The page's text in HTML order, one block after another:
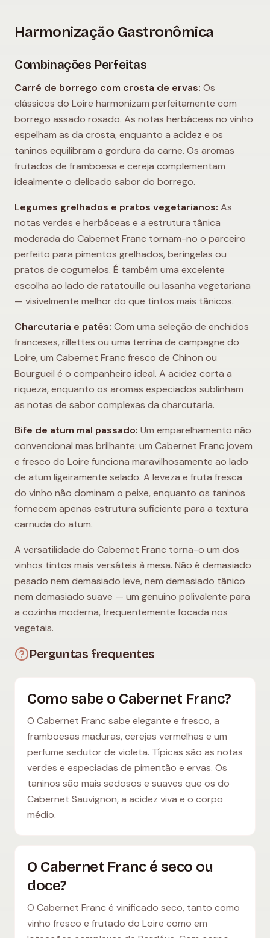
Harmonização Gastronômica
Combinações Perfeitas
Carré de borrego com crosta de ervas: Os
clássicos do Loire harmonizam perfeitamente com
borrego assado rosado. As notas herbáceas no vinho
espelham as da crosta, enquanto a acidez e os
taninos equilibram a gordura da carne. Os aromas
frutados de framboesa e cereja complementam
idealmente o delicado sabor do borrego.
Legumes grelhados e pratos vegetarianos: As
notas verdes e herbáceas e a estrutura tânica
moderada do Cabernet Franc tornam-no o parceiro
perfeito para pimentos grelhados, beringelas ou
pratos de cogumelos. É também uma excelente
escolha ao lado de ratatouille ou lasanha vegetariana
— visivelmente melhor do que tintos mais tânicos.
Charcutaria e patês: Com uma seleção de enchidos
franceses, rillettes ou uma terrina de campagne do
Loire, um Cabernet Franc fresco de Chinon ou
Bourgueil é o companheiro ideal. A acidez corta a
riqueza, enquanto os aromas especiados sublinham
as notas de sabor complexas da charcutaria.
Bife de atum mal passado: Um emparelhamento não
convencional mas brilhante: um Cabernet Franc jovem
e fresco do Loire funciona maravilhosamente ao lado
de atum ligeiramente selado. A leveza e fruta fresca
do vinho não dominam o peixe, enquanto os taninos
fornecem apenas estrutura suficiente para a textura
carnuda do atum.
A versatilidade do Cabernet Franc torna-o um dos
vinhos tintos mais versáteis à mesa. Não é demasiado
pesado nem demasiado leve, nem demasiado tânico
nem demasiado suave — um genuíno polivalente para
a cozinha moderna, frequentemente focada nos
vegetais.
Perguntas frequentes
Como sabe o Cabernet Franc?
O Cabernet Franc sabe elegante e fresco, a
framboesas maduras, cerejas vermelhas e um
perfume sedutor de violeta. Típicas são as notas
verdes e especiadas de pimentão e ervas. Os
taninos são mais sedosos e suaves que os do
Cabernet Sauvignon, a acidez viva e o corpo
médio.
O Cabernet Franc é seco ou
doce?
O Cabernet Franc é vinificado seco, tanto como
vinho fresco e frutado do Loire como em